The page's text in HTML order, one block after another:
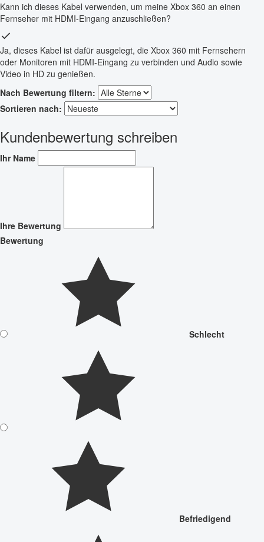
Kann ich dieses Kabel verwenden, um meine Xbox 360 an einen
Fernseher mit HDMI-Eingang anzuschließen?
Ja, dieses Kabel ist dafür ausgelegt, die Xbox 360 mit Fernsehern
oder Monitoren mit HDMI-Eingang zu verbinden und Audio sowie
Video in HD zu genießen.
Nach Bewertung filtern:
Sortieren nach:
Kundenbewertung schreiben
Ihr Name
Ihre Bewertung
Bewertung
Schlecht
Befriedigend